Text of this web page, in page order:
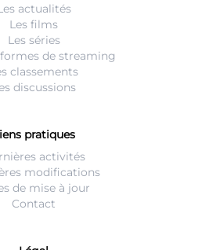
actualités
Les films
Les séries
de streaming
classements
discussions
pratiques
activités
modifications
de mise à jour
Contact